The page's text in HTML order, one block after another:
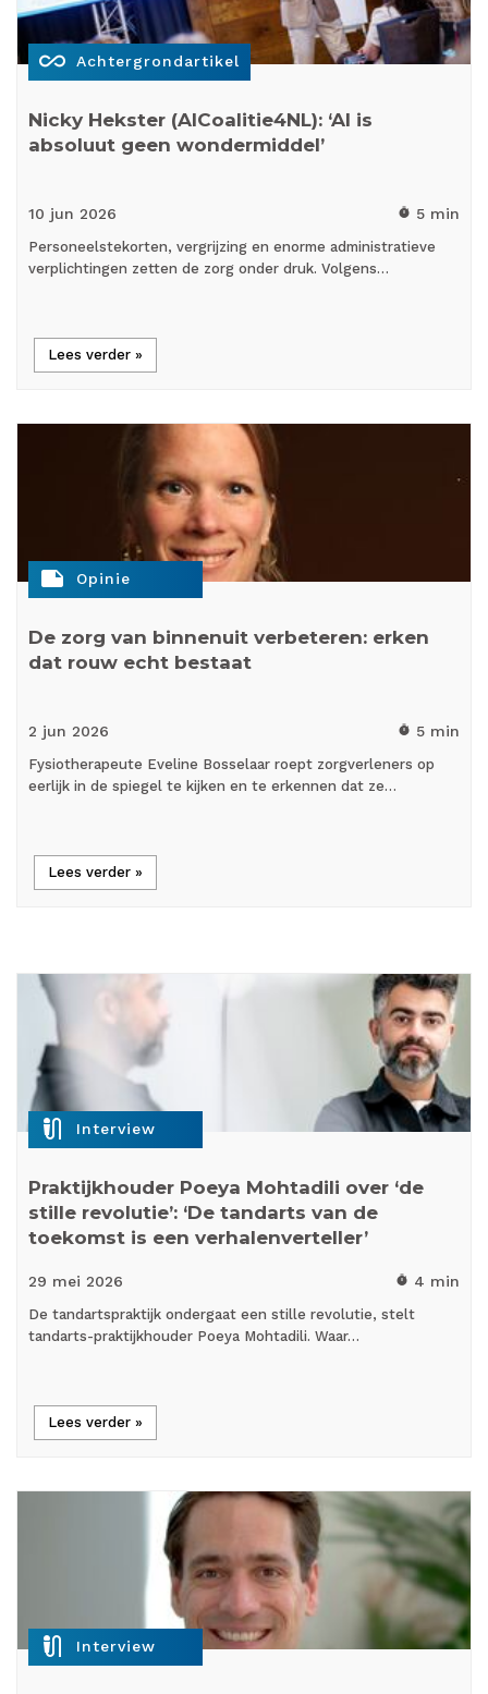
all_inclusive Achtergrondartikel
Nicky Hekster (AICoalitie4NL): ‘AI is
absoluut geen wondermiddel’
10 jun 2026 timer 5 min
Personeelstekorten, vergrijzing en enorme administratieve
verplichtingen zetten de zorg onder druk. Volgens…
Lees verder »
note Opinie
De zorg van binnenuit verbeteren: erken
dat rouw echt bestaat
2 jun 2026 timer 5 min
Fysiotherapeute Eveline Bosselaar roept zorgverleners op
eerlijk in de spiegel te kijken en te erkennen dat ze…
Lees verder »
mic_external_on Interview
Praktijkhouder Poeya Mohtadili over ‘de
stille revolutie’: ‘De tandarts van de
toekomst is een verhalenverteller’
29 mei 2026 timer 4 min
De tandartspraktijk ondergaat een stille revolutie, stelt
tandarts-praktijkhouder Poeya Mohtadili. Waar…
Lees verder »
mic_external_on Interview